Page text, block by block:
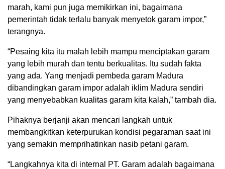
marah, kami pun juga memikirkan ini, bagaimana
pemerintah tidak terlalu banyak menyetok garam impor,”
terangnya.
“Pesaing kita itu malah lebih mampu menciptakan garam
yang lebih murah dan tentu berkualitas. Itu sudah fakta
yang ada. Yang menjadi pembeda garam Madura
dibandingkan garam impor adalah iklim Madura sendiri
yang menyebabkan kualitas garam kita kalah,” tambah dia.
Pihaknya berjanji akan mencari langkah untuk
membangkitkan keterpurukan kondisi pegaraman saat ini
yang semakin memprihatinkan nasib petani garam.
“Langkahnya kita di internal PT. Garam adalah bagaimana